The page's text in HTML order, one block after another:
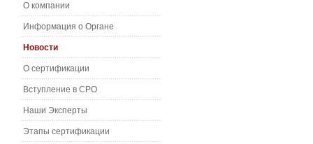
О компании
Информация о Органе
Новости
О сертификации
Вступление в СРО
Наши Эксперты
Этапы сертификации